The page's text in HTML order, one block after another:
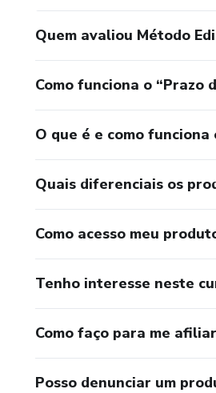
Quem avaliou Método
Como funciona o “Prazo
O que é e como
Quais diferenciais os
Como acesso meu
Tenho interesse neste
Como faço para me
Posso denunciar um